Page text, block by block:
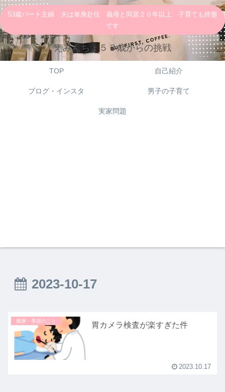
53歳パート主婦 夫は単身赴任 義母と同居２０年以上 子育ても終盤
です
えみんちょ５３歳からの挑戦
TOP 自己紹介
ブログ・インスタ 男子の子育て
実家問題
2023-10-17
健康・美容のこと 胃カメラ検査が楽すぎた件
2023.10.17